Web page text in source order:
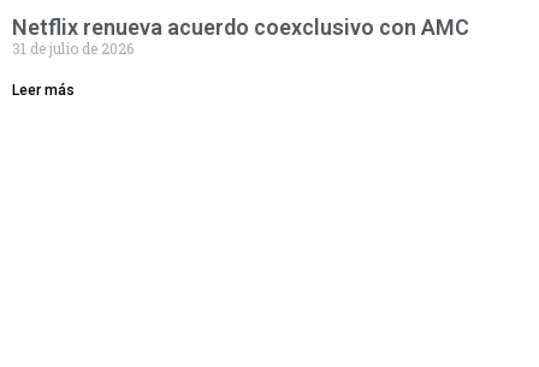
Netflix renueva acuerdo coexclusivo con AMC
31 de julio de 2026
Leer más